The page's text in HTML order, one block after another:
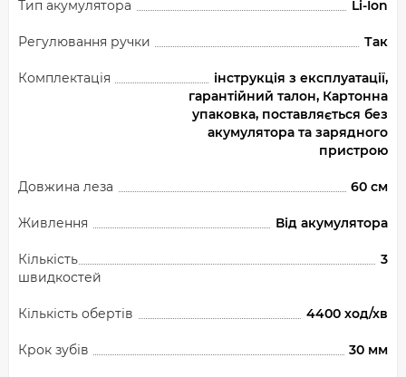
Тип акумулятора Li-Ion
Регулювання ручки Так
Комплектація
інструкція з експлуатації,
гарантійний талон, Картонна
упаковка, поставляється без
акумулятора та зарядного
пристрою
Довжина леза 60 см
Живлення Від акумулятора
Кількість
швидкостей
3
Кількість обертів 4400 ход/хв
Крок зубів 30 мм